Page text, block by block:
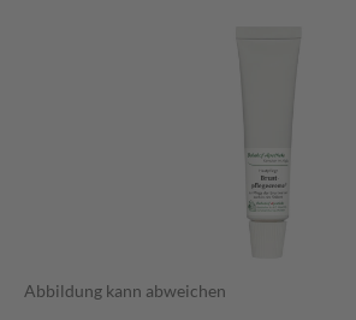
Abbildung kann abweichen